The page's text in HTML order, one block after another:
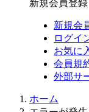
新規会員登
新規会
ログイ
お気に
会員規
外部サ
ホーム